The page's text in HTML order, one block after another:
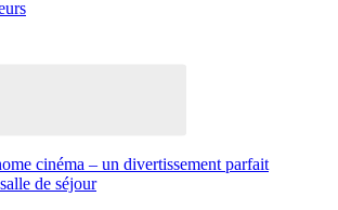
cinéma – un divertissement parfait
de séjour